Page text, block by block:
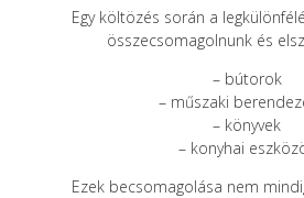
Egy költözés során a
összecsomagolnunk és
– bútorok
– műszaki
– könyvek
– konyhai
Ezek becsomagolása nem